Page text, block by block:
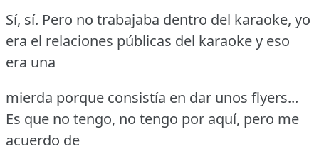
Sí, sí. Pero no trabajaba dentro del karaoke, yo
era el relaciones públicas del karaoke y eso
era una
mierda porque consistía en dar unos flyers...
Es que no tengo, no tengo por aquí, pero me
acuerdo de